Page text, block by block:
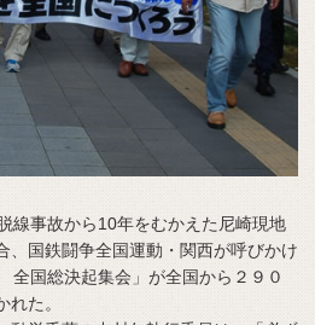
線事故から10年をむかえた尼崎現地
、国鉄闘争全国運動・関西が呼びかけ
国総決起集会」が全国から２９０
た。